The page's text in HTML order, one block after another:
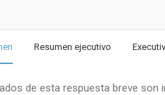
Resumen ejecutivo
de esta respuesta breve son